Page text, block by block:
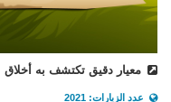
معيار دقيق تكتشف به أخلاق
عدد الزيارات: 2021